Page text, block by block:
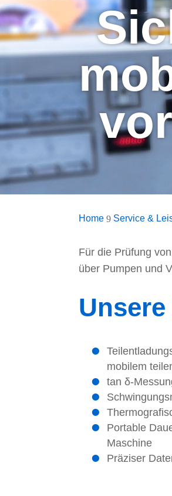
Home 9 Service &
Für die Prüfung
über Pumpen und
mobilem
tan δ-
Portable
Maschine
Präziser